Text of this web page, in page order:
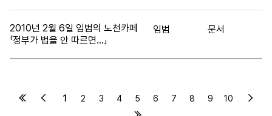
2010년 2월 6일 임범의 노천카페
「정부가 법을 안 따르면...」
임범 문서
1 2 3 4 5 6 7 8 9 10